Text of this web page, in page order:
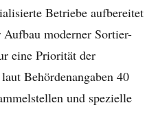
Betriebe aufbereitet
moderner Sortier-
eine Priorität der
Behördenangaben 40
und spezielle